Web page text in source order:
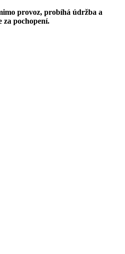
provoz, probíhá údržba a
za pochopení.